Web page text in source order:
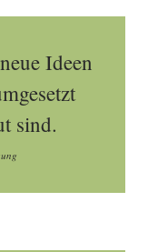
Ideen
sind.